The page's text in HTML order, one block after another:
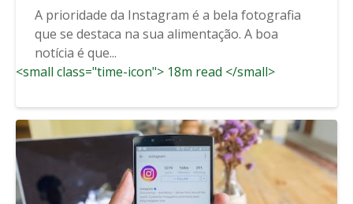
A prioridade da Instagram é a bela fotografia
que se destaca na sua alimentação. A boa
notícia é que...
<small class="time-icon"> 18m read </small>